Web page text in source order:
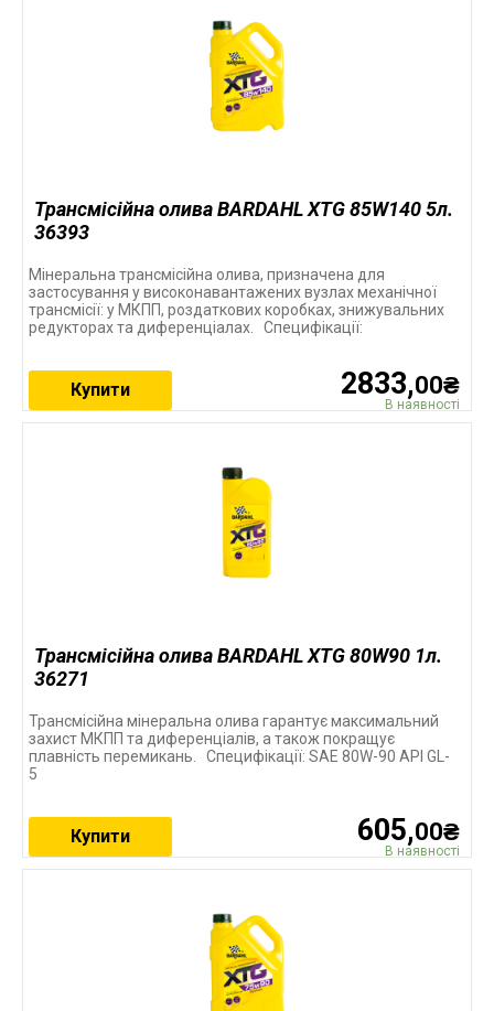
Трансмісійна олива BARDAHL XTG 85W140 5л.
36393
Мінеральна трансмісійна олива, призначена для
застосування у високонавантажених вузлах механічної
трансмісії: у МКПП, роздаткових коробках, знижувальних
редукторах та диференціалах. Специфікації:
2833,00₴
В наявності
Купити
Трансмісійна олива BARDAHL XTG 80W90 1л.
36271
Трансмісійна мінеральна олива гарантує максимальний
захист МКПП та диференціалів, а також покращує
плавність перемикань. Специфікації: SAE 80W-90 API GL-
5
605,00₴
В наявності
Купити